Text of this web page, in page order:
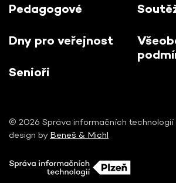
Pedagogové
Dny pro veřejnost
Senioři
© 2026 Správa informačních technologií
design by Beneš & Michl